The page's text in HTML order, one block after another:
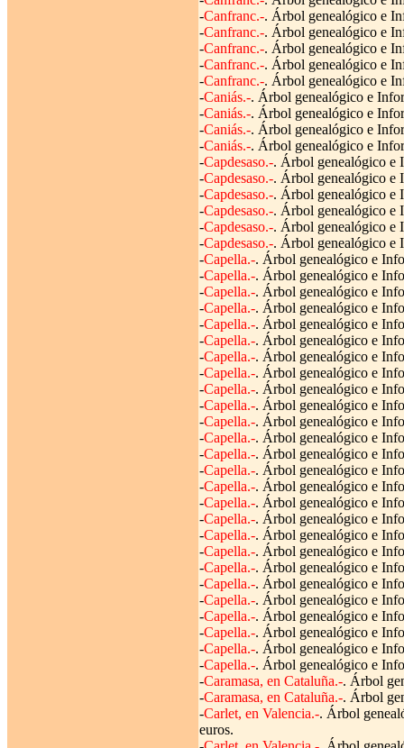
-Canfranc.-. Árbol genealógico e
-Canfranc.-. Árbol genealógico e
-Canfranc.-. Árbol genealógico e
-Canfranc.-. Árbol genealógico e
-Canfranc.-. Árbol genealógico e
-Caniás.-. Árbol genealógico e
-Caniás.-. Árbol genealógico e
-Caniás.-. Árbol genealógico e
-Caniás.-. Árbol genealógico e
-Capdesaso.-. Árbol genealógico e
-Capdesaso.-. Árbol genealógico e
-Capdesaso.-. Árbol genealógico e
-Capdesaso.-. Árbol genealógico e
-Capdesaso.-. Árbol genealógico e
-Capdesaso.-. Árbol genealógico e
-Capella.-. Árbol genealógico e
-Capella.-. Árbol genealógico e
-Capella.-. Árbol genealógico e
-Capella.-. Árbol genealógico e
-Capella.-. Árbol genealógico e
-Capella.-. Árbol genealógico e
-Capella.-. Árbol genealógico e
-Capella.-. Árbol genealógico e
-Capella.-. Árbol genealógico e
-Capella.-. Árbol genealógico e
-Capella.-. Árbol genealógico e
-Capella.-. Árbol genealógico e
-Capella.-. Árbol genealógico e
-Capella.-. Árbol genealógico e
-Capella.-. Árbol genealógico e
-Capella.-. Árbol genealógico e
-Capella.-. Árbol genealógico e
-Capella.-. Árbol genealógico e
-Capella.-. Árbol genealógico e
-Capella.-. Árbol genealógico e
-Capella.-. Árbol genealógico e
-Capella.-. Árbol genealógico e
-Capella.-. Árbol genealógico e
-Capella.-. Árbol genealógico e
-Capella.-. Árbol genealógico e
-Capella.-. Árbol genealógico e
-Caramasa, en Cataluña.-. Árbol
-Caramasa, en Cataluña.-. Árbol
-Carlet, en Valencia.-. Árbol
euros.